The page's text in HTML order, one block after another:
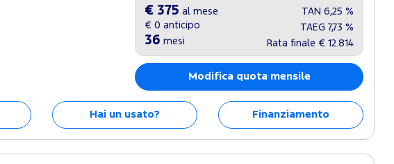
€ 375 al mese
€ 0 anticipo
36 mesi
TAN 6,25 %
TAEG 7,73 %
Rata finale € 12.814
Modifica quota mensile
Hai un usato? Finanziamento